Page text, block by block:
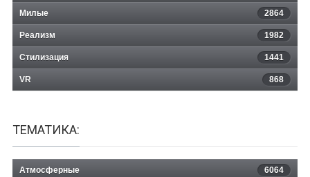
Милые 2864
Реализм 1982
Стилизация 1441
VR 868
ТЕМАТИКА:
Атмосферные 6064